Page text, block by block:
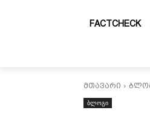
FACTCHECK
მთავარი
ბლოგი